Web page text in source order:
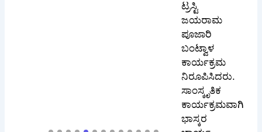
ಟ್ರಸ್ಟಿ
ಜಯರಾಮ
ಪೂಜಾರಿ
ಬಂಟ್ವಾಳ
ಕಾರ್ಯಕ್ರಮ
ನಿರೂಪಿಸಿದರು.
ಸಾಂಸ್ಕೃತಿಕ
ಕಾರ್ಯಕ್ರಮವಾಗಿ
ಭಾಸ್ಕರ